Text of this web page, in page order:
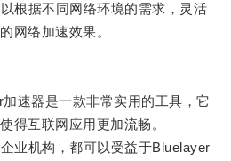
据不同网络环境的需求，灵活
网络加速效果。
器是一款非常实用的工具，它
得互联网应用更加流畅。
机构，都可以受益于Bluelayer